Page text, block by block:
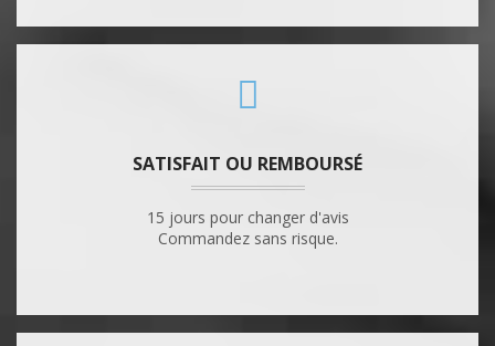
SATISFAIT OU REMBOURSÉ
15 jours pour changer d'avis
Commandez sans risque.